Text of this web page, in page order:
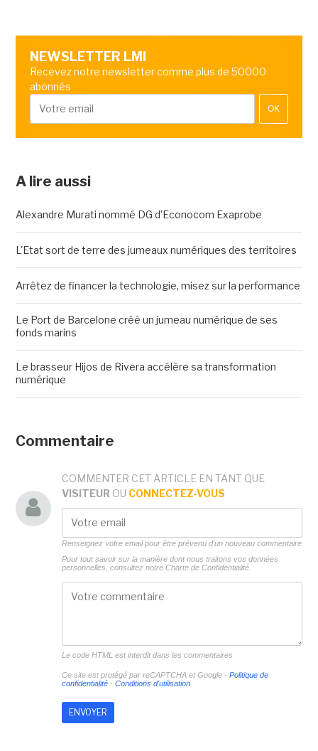
NEWSLETTER LMI
Recevez notre newsletter comme plus de 50000
abonnés
OK
A lire aussi
Alexandre Murati nommé DG d'Econocom Exaprobe
L'Etat sort de terre des jumeaux numériques des territoires
Arrêtez de financer la technologie, misez sur la performance
Le Port de Barcelone créé un jumeau numérique de ses
fonds marins
Le brasseur Hijos de Rivera accélère sa transformation
numérique
Commentaire
COMMENTER CET ARTICLE EN TANT QUE
VISITEUR OU CONNECTEZ-VOUS
Renseignez votre email pour être prévenu d'un nouveau commentaire
Pour tout savoir sur la manière dont nous traitons vos données
personnelles, consultez notre Charte de Confidentialité.
Le code HTML est interdit dans les commentaires
Ce site est protégé par reCAPTCHA et Google - Politique de
confidentialité- Conditions d'utilisation